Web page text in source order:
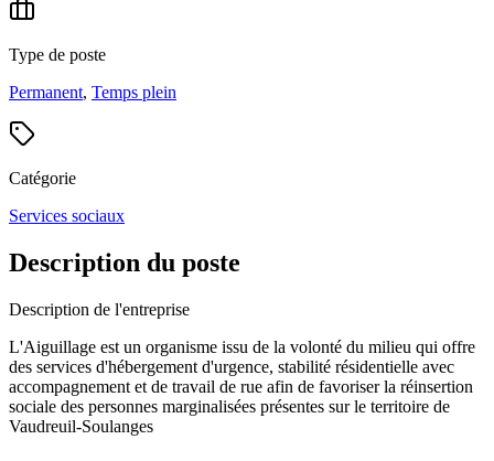
Type de poste
Permanent, Temps plein
Catégorie
Services sociaux
Description du poste
Description de l'entreprise
L'Aiguillage est un organisme issu de la volonté du milieu qui offre
des services d'hébergement d'urgence, stabilité résidentielle avec
accompagnement et de travail de rue afin de favoriser la réinsertion
sociale des personnes marginalisées présentes sur le territoire de
Vaudreuil-Soulanges